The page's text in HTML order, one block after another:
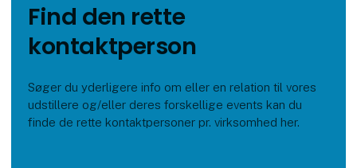
Find den rette
kontaktperson
Søger du yderligere info om eller en relation til vores
udstillere og/eller deres forskellige events kan du
finde de rette kontaktpersoner pr. virksomhed her.